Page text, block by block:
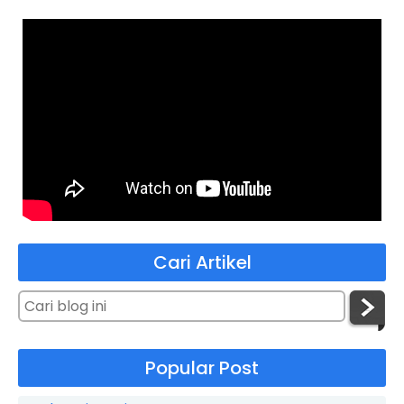
Cari Artikel
Popular Post